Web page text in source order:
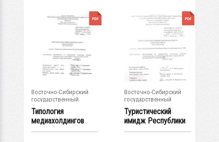
Восточно-Сибирский
государственный
университет...
Типология
медиахолдингов
Республики Бурятия
Восточно-Сибирский
государственный
университет...
Туристический
имидж Республики
Бурятия в...